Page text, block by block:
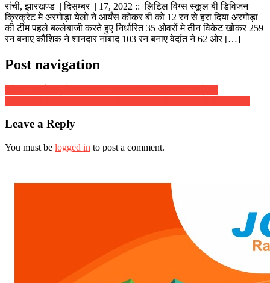
रांची, झारखण्ड | दिसम्बर | 17, 2022 :: लिटिल विंग्स स्कूल बी डिविजन
क्रिक्रेट मे अरगोड़ा येलो ने आर्यंस कोकर बी को 12 रन से हरा दिया अरगोड़ा
की टीम पहले बल्लेबाजी करते हुए निर्धारित 35 ओवरों मे तीन विकेट खोकर 259
रन बनाए कौशिक ने शानदार नाबाद 103 रन बनाए वेदांत ने 62 ओर […]
Post navigation
Leave a Reply
You must be logged in to post a comment.